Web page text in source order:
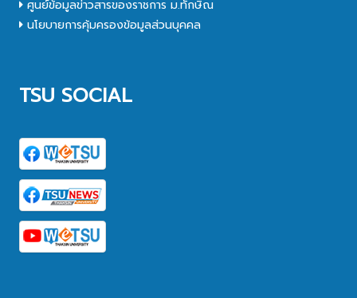
ศูนย์ข้อมูลข่าวสารของราชการ ม.ทักษิณ
นโยบายการคุ้มครองข้อมูลส่วนบุคคล
TSU SOCIAL